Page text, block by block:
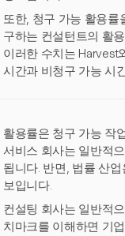
또한, 청구 가능 활용률
구하는 컨설턴트의 활
이러한 수치는 Harvest
시간과 비청구 가능 시
활용률은 청구 가능 작
서비스 회사는 일반적
됩니다. 반면, 법률 산
보입니다.
컨설팅 회사는 일반적
치마크를 이해하면 기